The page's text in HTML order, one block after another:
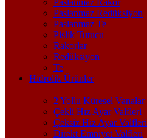
Paslanmaz Rakor
Paslanmaz Redüksiyon
Paslanmaz Te
Pislik Tutucu
Rakorlar
Redüksiyon
Te
Hidrolik Ürünler
2 Yollu Küresel Vanalar
Çekli Hız Ayar Valfleri
Çeksiz Hız Ayar Valfleri
Direkt Emniyet Valfleri